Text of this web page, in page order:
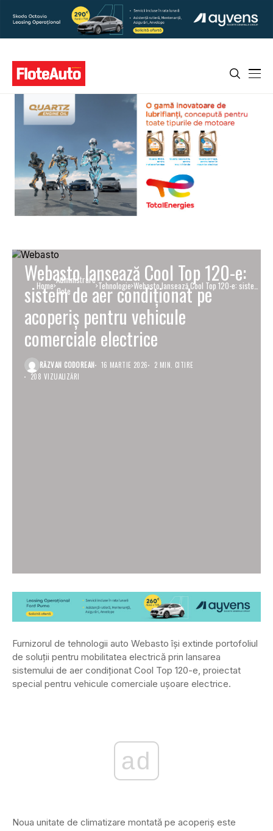
Home Administrare
flote
Tehnologie Webasto lansează Cool Top 120-e: sistem
de aer condiționat pe acoperiș pentru
vehicule comerciale electrice
Webasto lansează Cool Top 120-e:
sistem de aer condiționat pe
acoperiș pentru vehicule
comerciale electrice
RĂZVAN CODOREAN 16 MARTIE 2026
2 MIN. CITIRE
208 VIZUALIZĂRI
Furnizorul de tehnologii auto Webasto își extinde portofoliul
de soluții pentru mobilitatea electrică prin lansarea
sistemului de aer condiționat Cool Top 120-e, proiectat
special pentru vehicule comerciale ușoare electrice.
ad
Noua unitate de climatizare montată pe acoperiș este